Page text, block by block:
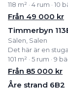
118 m² · 4 rum · 10
Från 49 000 kr
Timmerbyn
Sälen, Salen
101 m² · 5 rum · 9
Från 85 000 kr
Åre strand 6B2